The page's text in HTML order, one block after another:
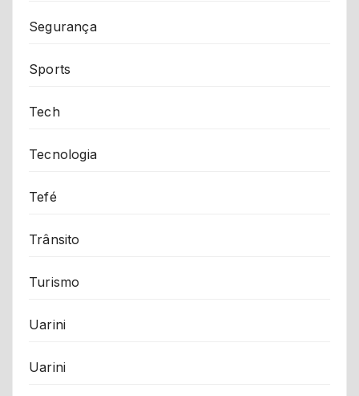
Segurança
Sports
Tech
Tecnologia
Tefé
Trânsito
Turismo
Uarini
Uarini